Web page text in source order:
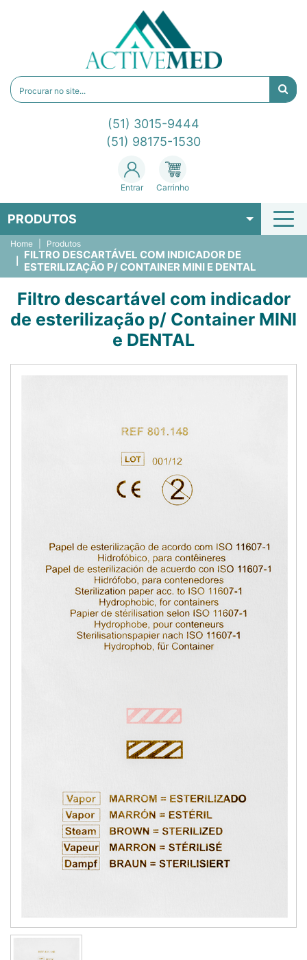
(51) 3015-9444
(51) 98175-1530
Entrar Carrinho
PRODUTOS
Home Produtos
FILTRO DESCARTÁVEL COM INDICADOR DE
ESTERILIZAÇÃO P/ CONTAINER MINI E DENTAL
Filtro descartável com indicador
de esterilização p/ Container MINI
e DENTAL